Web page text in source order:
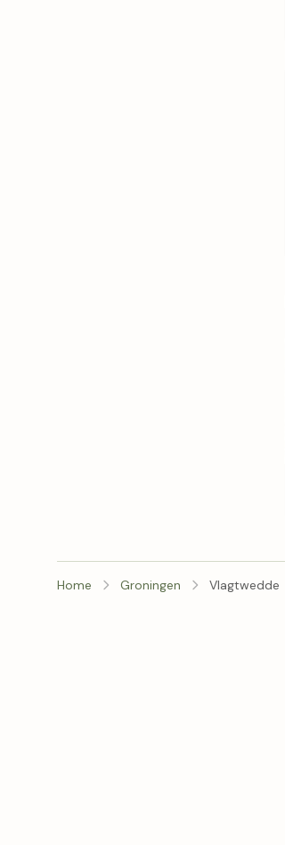
Home Groningen Vlagtwedde